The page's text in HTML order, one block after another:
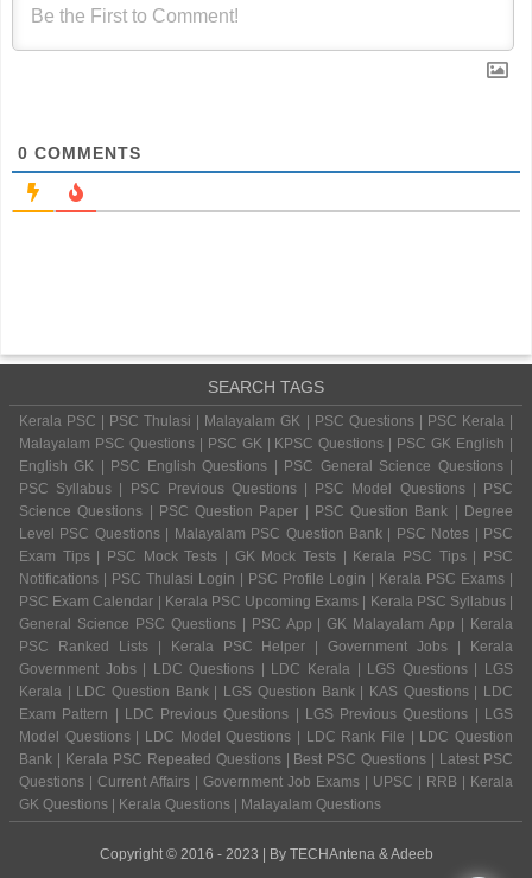
0 COMMENTS
SEARCH TAGS
Kerala PSC | PSC Thulasi | Malayalam GK | PSC Questions | PSC Kerala |
Malayalam PSC Questions | PSC GK | KPSC Questions | PSC GK English |
English GK | PSC English Questions | PSC General Science Questions |
PSC Syllabus | PSC Previous Questions | PSC Model Questions | PSC
Science Questions | PSC Question Paper | PSC Question Bank | Degree
Level PSC Questions | Malayalam PSC Question Bank | PSC Notes | PSC
Exam Tips | PSC Mock Tests | GK Mock Tests | Kerala PSC Tips | PSC
Notifications | PSC Thulasi Login | PSC Profile Login | Kerala PSC Exams |
PSC Exam Calendar | Kerala PSC Upcoming Exams | Kerala PSC Syllabus |
General Science PSC Questions | PSC App | GK Malayalam App | Kerala
PSC Ranked Lists | Kerala PSC Helper | Government Jobs | Kerala
Government Jobs | LDC Questions | LDC Kerala | LGS Questions | LGS
Kerala | LDC Question Bank | LGS Question Bank | KAS Questions | LDC
Exam Pattern | LDC Previous Questions | LGS Previous Questions | LGS
Model Questions | LDC Model Questions | LDC Rank File | LDC Question
Bank | Kerala PSC Repeated Questions | Best PSC Questions | Latest PSC
Questions | Current Affairs | Government Job Exams | UPSC | RRB | Kerala
GK Questions | Kerala Questions | Malayalam Questions
Copyright © 2016 - 2023 | By TECHAntena & Adeeb